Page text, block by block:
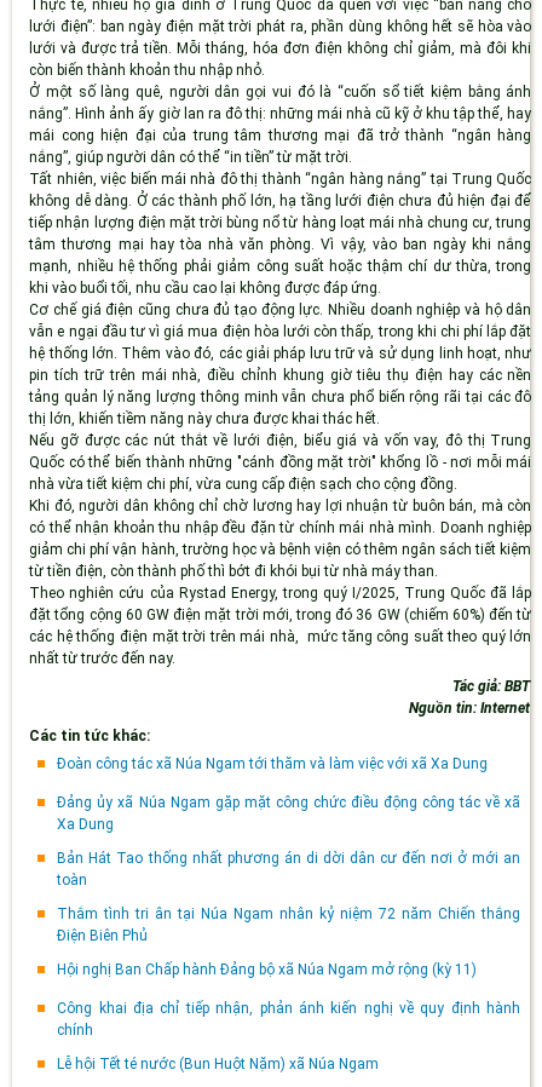
Thực tế, nhiều hộ gia đình ở Trung Quốc đã quen với việc “bán nắng cho
lưới điện”: ban ngày điện mặt trời phát ra, phần dùng không hết sẽ hòa vào
lưới và được trả tiền. Mỗi tháng, hóa đơn điện không chỉ giảm, mà đôi khi
còn biến thành khoản thu nhập nhỏ.
Ở một số làng quê, người dân gọi vui đó là “cuốn sổ tiết kiệm bằng ánh
nắng”. Hình ảnh ấy giờ lan ra đô thị: những mái nhà cũ kỹ ở khu tập thể, hay
mái cong hiện đại của trung tâm thương mại đã trở thành “ngân hàng
nắng”, giúp người dân có thể “in tiền” từ mặt trời.
Tất nhiên, việc biến mái nhà đô thị thành “ngân hàng nắng” tại Trung Quốc
không dễ dàng. Ở các thành phố lớn, hạ tầng lưới điện chưa đủ hiện đại để
tiếp nhận lượng điện mặt trời bùng nổ từ hàng loạt mái nhà chung cư, trung
tâm thương mại hay tòa nhà văn phòng. Vì vậy, vào ban ngày khi nắng
mạnh, nhiều hệ thống phải giảm công suất hoặc thậm chí dư thừa, trong
khi vào buổi tối, nhu cầu cao lại không được đáp ứng.
Cơ chế giá điện cũng chưa đủ tạo động lực. Nhiều doanh nghiệp và hộ dân
vẫn e ngại đầu tư vì giá mua điện hòa lưới còn thấp, trong khi chi phí lắp đặt
hệ thống lớn. Thêm vào đó, các giải pháp lưu trữ và sử dụng linh hoạt, như
pin tích trữ trên mái nhà, điều chỉnh khung giờ tiêu thụ điện hay các nền
tảng quản lý năng lượng thông minh vẫn chưa phổ biến rộng rãi tại các đô
thị lớn, khiến tiềm năng này chưa được khai thác hết.
Nếu gỡ được các nút thắt về lưới điện, biểu giá và vốn vay, đô thị Trung
Quốc có thể biến thành những "cánh đồng mặt trời" khổng lồ - nơi mỗi mái
nhà vừa tiết kiệm chi phí, vừa cung cấp điện sạch cho cộng đồng.
Khi đó, người dân không chỉ chờ lương hay lợi nhuận từ buôn bán, mà còn
có thể nhận khoản thu nhập đều đặn từ chính mái nhà mình. Doanh nghiệp
giảm chi phí vận hành, trường học và bệnh viện có thêm ngân sách tiết kiệm
từ tiền điện, còn thành phố thì bớt đi khói bụi từ nhà máy than.
Theo nghiên cứu của Rystad Energy, trong quý I/2025, Trung Quốc đã lắp
đặt tổng cộng 60 GW điện mặt trời mới, trong đó 36 GW (chiếm 60%) đến từ
các hệ thống điện mặt trời trên mái nhà, mức tăng công suất theo quý lớn
nhất từ trước đến nay.
Tác giả: BBT
Nguồn tin: Internet
Các tin tức khác:
Đoàn công tác xã Núa Ngam tới thăm và làm việc với xã Xa Dung
Đảng ủy xã Núa Ngam gặp mặt công chức điều động công tác về xã
Xa Dung
Bản Hát Tao thống nhất phương án di dời dân cư đến nơi ở mới an
toàn
Thắm tình tri ân tại Núa Ngam nhân kỷ niệm 72 năm Chiến thắng
Điện Biên Phủ
Hội nghị Ban Chấp hành Đảng bộ xã Núa Ngam mở rộng (kỳ 11)
Công khai địa chỉ tiếp nhận, phản ánh kiến nghị về quy định hành
chính
Lễ hội Tết té nước (Bun Huột Nặm) xã Núa Ngam